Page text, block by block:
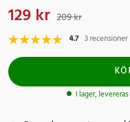
Nuvarande pris
129 kr 209 kr
4.7 3 recensioner
I lager,